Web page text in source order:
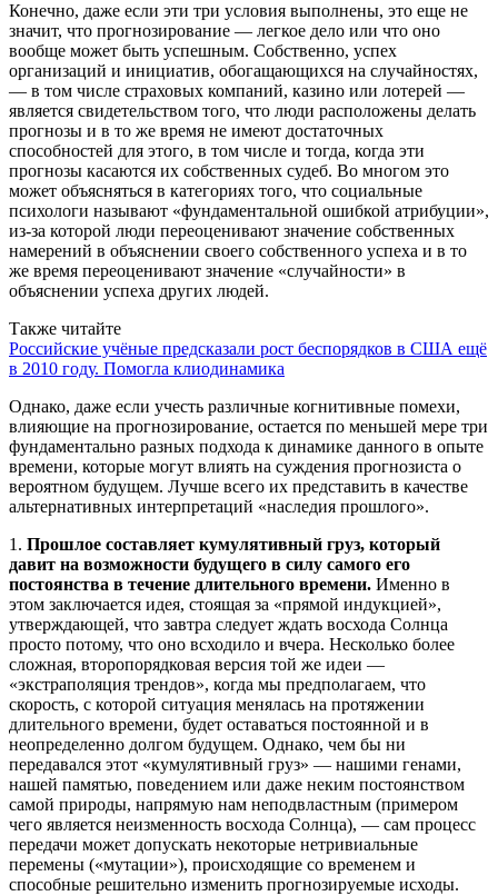
Конечно, даже если эти три условия выполнены, это еще не
значит, что прогнозирование — легкое дело или что оно
вообще может быть успешным. Собственно, успех
организаций и инициатив, обогащающихся на случайностях,
— в том числе страховых компаний, казино или лотерей —
является свидетельством того, что люди расположены делать
прогнозы и в то же время не имеют достаточных
способностей для этого, в том числе и тогда, когда эти
прогнозы касаются их собственных судеб. Во многом это
может объясняться в категориях того, что социальные
психологи называют «фундаментальной ошибкой атрибуции»,
из-за которой люди переоценивают значение собственных
намерений в объяснении своего собственного успеха и в то
же время переоценивают значение «случайности» в
объяснении успеха других людей.
Также читайте
Российские учёные предсказали рост беспорядков в США ещё
в 2010 году. Помогла клиодинамика
Однако, даже если учесть различные когнитивные помехи,
влияющие на прогнозирование, остается по меньшей мере три
фундаментально разных подхода к динамике данного в опыте
времени, которые могут влиять на суждения прогнозиста о
вероятном будущем. Лучше всего их представить в качестве
альтернативных интерпретаций «наследия прошлого».
1. Прошлое составляет кумулятивный груз, который
давит на возможности будущего в силу самого его
постоянства в течение длительного времени. Именно в
этом заключается идея, стоящая за «прямой индукцией»,
утверждающей, что завтра следует ждать восхода Солнца
просто потому, что оно всходило и вчера. Несколько более
сложная, второпорядковая версия той же идеи —
«экстраполяция трендов», когда мы предполагаем, что
скорость, с которой ситуация менялась на протяжении
длительного времени, будет оставаться постоянной и в
неопределенно долгом будущем. Однако, чем бы ни
передавался этот «кумулятивный груз» — нашими генами,
нашей памятью, поведением или даже неким постоянством
самой природы, напрямую нам неподвластным (примером
чего является неизменность восхода Солнца), — сам процесс
передачи может допускать некоторые нетривиальные
перемены («мутации»), происходящие со временем и
способные решительно изменить прогнозируемые исходы.